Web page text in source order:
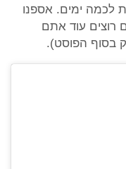
לכמה ימים. אספנו
אתם רוצים עוד אתם
בסוף הפוסט).